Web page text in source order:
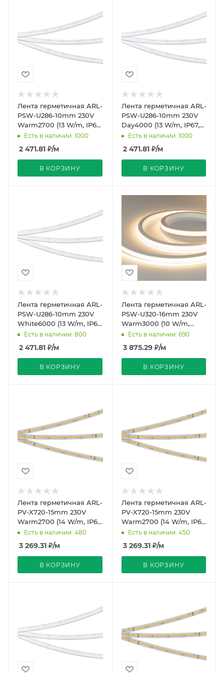
Лента герметичная ARL-
PSW-U286-10mm 230V
Warm2700 (13 W/m, IP67,
50m) (Arlight, -)
Есть в наличии: 1000
2 471.81 ₽/м
В КОРЗИНУ
Лента герметичная ARL-
PSW-U286-10mm 230V
Day4000 (13 W/m, IP67,
50m) (Arlight, -)
Есть в наличии: 1000
2 471.81₽/м
В КОРЗИНУ
Лента герметичная ARL-
PSW-U286-10mm 230V
White6000 (13 W/m, IP67,
50m) (Arlight, -)
Есть в наличии: 800
2 471.81 ₽/м
В КОРЗИНУ
Лента герметичная ARL-
PSW-U320-16mm 230V
Warm3000 (10 W/m,
IP65, FlickerFree, 30m)
Есть в наличии: 690
3 875.29₽/м
В КОРЗИНУ
Лента герметичная ARL-
PV-X720-15mm 230V
Warm2700 (14 W/m, IP65,
30m) (Arlight, -)
Есть в наличии: 480
3 269.31 ₽/м
В КОРЗИНУ
Лента герметичная ARL-
PV-X720-15mm 230V
Warm2700 (14 W/m, IP65,
50m) (Arlight, -)
Есть в наличии: 450
3 269.31₽/м
В КОРЗИНУ